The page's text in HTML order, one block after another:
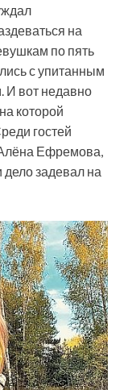
на
по пять
с упитанным
И вот недавно
которой
гостей
Ефремова,
задевал на